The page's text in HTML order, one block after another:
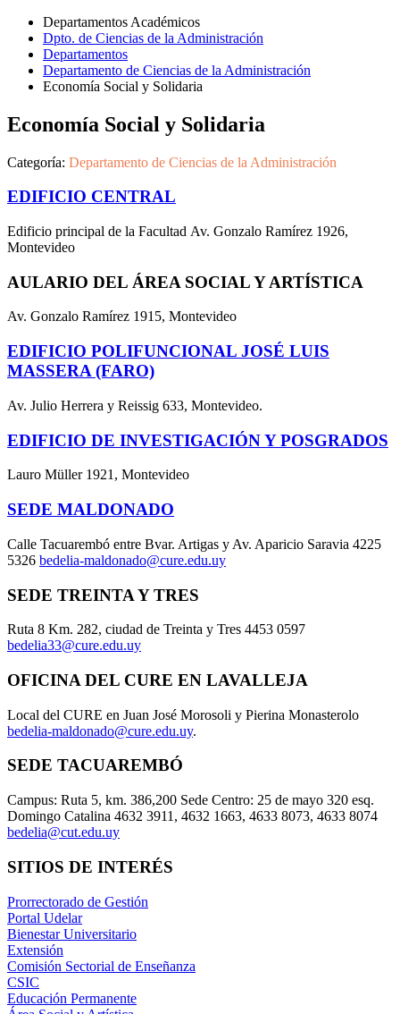
Departamentos Académicos
Dpto. de Ciencias de la Administración
Departamentos
Departamento de Ciencias de la Administración
Economía Social y Solidaria
Economía Social y Solidaria
Categoría: Departamento de Ciencias de la Administración
EDIFICIO CENTRAL
Edificio principal de la Facultad Av. Gonzalo Ramírez 1926,
Montevideo
AULARIO DEL ÁREA SOCIAL Y ARTÍSTICA
Av. Gonzalo Ramírez 1915, Montevideo
EDIFICIO POLIFUNCIONAL JOSÉ LUIS
MASSERA (FARO)
Av. Julio Herrera y Reissig 633, Montevideo.
EDIFICIO DE INVESTIGACIÓN Y POSGRADOS
Lauro Müller 1921, Montevideo
SEDE MALDONADO
Calle Tacuarembó entre Bvar. Artigas y Av. Aparicio Saravia 4225
5326 bedelia-maldonado@cure.edu.uy
SEDE TREINTA Y TRES
Ruta 8 Km. 282, ciudad de Treinta y Tres 4453 0597
bedelia33@cure.edu.uy
OFICINA DEL CURE EN LAVALLEJA
Local del CURE en Juan José Morosoli y Pierina Monasterolo
bedelia-maldonado@cure.edu.uy.
SEDE TACUAREMBÓ
Campus: Ruta 5, km. 386,200 Sede Centro: 25 de mayo 320 esq.
Domingo Catalina 4632 3911, 4632 1663, 4633 8073, 4633 8074
bedelia@cut.edu.uy
SITIOS DE INTERÉS
Prorrectorado de Gestión
Portal Udelar
Bienestar Universitario
Extensión
Comisión Sectorial de Enseñanza
CSIC
Educación Permanente